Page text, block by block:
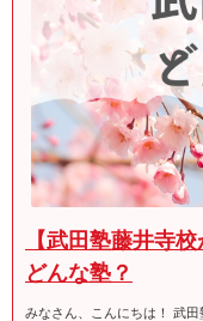
【武田塾藤井寺
どんな塾？
みなさん、こんにちは！ 武